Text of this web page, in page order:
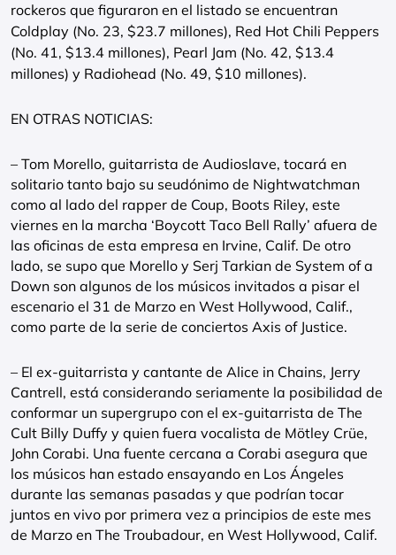
rockeros que figuraron en el listado se encuentran
Coldplay (No. 23, $23.7 millones), Red Hot Chili Peppers
(No. 41, $13.4 millones), Pearl Jam (No. 42, $13.4
millones) y Radiohead (No. 49, $10 millones).
EN OTRAS NOTICIAS:
– Tom Morello, guitarrista de Audioslave, tocará en
solitario tanto bajo su seudónimo de Nightwatchman
como al lado del rapper de Coup, Boots Riley, este
viernes en la marcha ‘Boycott Taco Bell Rally’ afuera de
las oficinas de esta empresa en Irvine, Calif. De otro
lado, se supo que Morello y Serj Tarkian de System of a
Down son algunos de los músicos invitados a pisar el
escenario el 31 de Marzo en West Hollywood, Calif.,
como parte de la serie de conciertos Axis of Justice.
– El ex-guitarrista y cantante de Alice in Chains, Jerry
Cantrell, está considerando seriamente la posibilidad de
conformar un supergrupo con el ex-guitarrista de The
Cult Billy Duffy y quien fuera vocalista de Mötley Crüe,
John Corabi. Una fuente cercana a Corabi asegura que
los músicos han estado ensayando en Los Ángeles
durante las semanas pasadas y que podrían tocar
juntos en vivo por primera vez a principios de este mes
de Marzo en The Troubadour, en West Hollywood, Calif.